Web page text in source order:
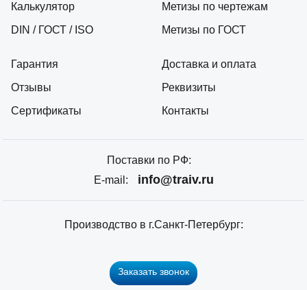
Калькулятор
DIN / ГОСТ / ISO
Гарантия
Отзывы
Сертификаты
Метизы по чертежам
Метизы по ГОСТ
Доставка и оплата
Реквизиты
Контакты
Поставки по РФ:
E-mail:
info@traiv.ru
Производство в г.Санкт-Петербург:
Заказать звонок